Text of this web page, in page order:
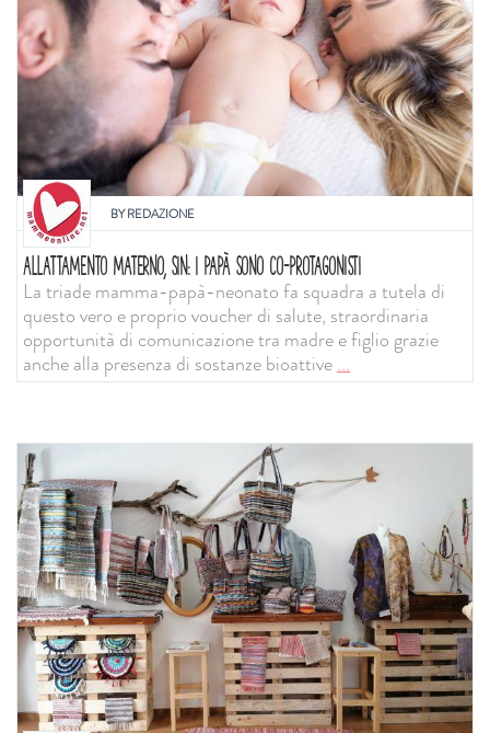
BYREDAZIONE
ALLATTAMENTO MATERNO, SIN: I PAPÀ SONO CO-PROTAGONISTI
La triade mamma-papà-neonato fa squadra a tutela di
questo vero e proprio voucher di salute, straordinaria
opportunità di comunicazione tra madre e figlio grazie
anche alla presenza di sostanze bioattive...